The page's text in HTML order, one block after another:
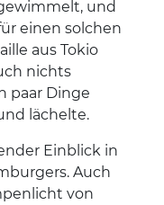
und
einen solchen
aus Tokio
nichts
paar Dinge
lächelte.
Einblick in
Auch
von